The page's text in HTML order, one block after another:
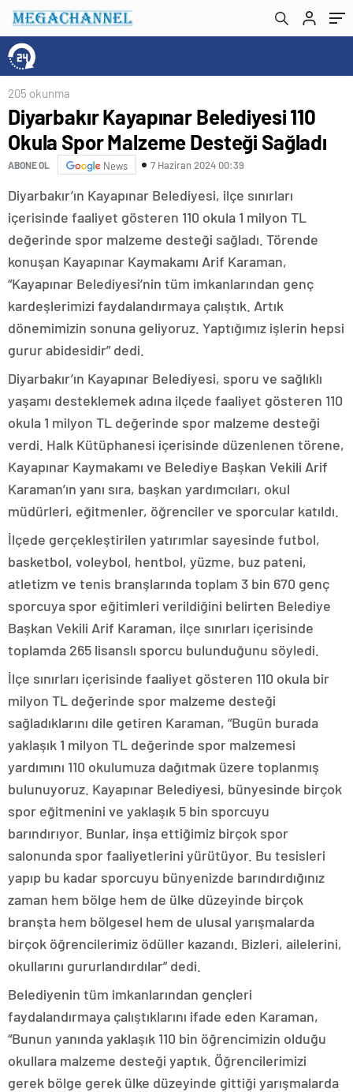
205 okunma
Diyarbakır Kayapınar Belediyesi 110
Okula Spor Malzeme Desteği Sağladı
ABONE OL News 7 Haziran 2024 00:39
Diyarbakır’ın Kayapınar Belediyesi, ilçe sınırları
içerisinde faaliyet gösteren 110 okula 1 milyon TL
değerinde spor malzeme desteği sağladı. Törende
konuşan Kayapınar Kaymakamı Arif Karaman,
“Kayapınar Belediyesi’nin tüm imkanlarından genç
kardeşlerimizi faydalandırmaya çalıştık. Artık
dönemimizin sonuna geliyoruz. Yaptığımız işlerin hepsi
gurur abidesidir” dedi.
Diyarbakır’ın Kayapınar Belediyesi, sporu ve sağlıklı
yaşamı desteklemek adına ilçede faaliyet gösteren 110
okula 1 milyon TL değerinde spor malzeme desteği
verdi. Halk Kütüphanesi içerisinde düzenlenen törene,
Kayapınar Kaymakamı ve Belediye Başkan Vekili Arif
Karaman’ın yanı sıra, başkan yardımcıları, okul
müdürleri, eğitmenler, öğrenciler ve sporcular katıldı.
İlçede gerçekleştirilen yatırımlar sayesinde futbol,
basketbol, voleybol, hentbol, yüzme, buz pateni,
atletizm ve tenis branşlarında toplam 3 bin 670 genç
sporcuya spor eğitimleri verildiğini belirten Belediye
Başkan Vekili Arif Karaman, ilçe sınırları içerisinde
toplamda 265 lisanslı sporcu bulunduğunu söyledi.
İlçe sınırları içerisinde faaliyet gösteren 110 okula bir
milyon TL değerinde spor malzeme desteği
sağladıklarını dile getiren Karaman, “Bugün burada
yaklaşık 1 milyon TL değerinde spor malzemesi
yardımını 110 okulumuza dağıtmak üzere toplanmış
bulunuyoruz. Kayapınar Belediyesi, bünyesinde birçok
spor eğitmenini ve yaklaşık 5 bin sporcuyu
barındırıyor. Bunlar, inşa ettiğimiz birçok spor
salonunda spor faaliyetlerini yürütüyor. Bu tesisleri
yapıp bu kadar sporcuyu bünyenizde barındırdığınız
zaman hem bölge hem de ülke düzeyinde birçok
branşta hem bölgesel hem de ulusal yarışmalarda
birçok öğrencilerimiz ödüller kazandı. Bizleri, ailelerini,
okullarını gururlandırdılar” dedi.
Belediyenin tüm imkanlarından gençleri
faydalandırmaya çalıştıklarını ifade eden Karaman,
“Bunun yanında yaklaşık 110 bin öğrencimizin olduğu
okullara malzeme desteği yaptık. Öğrencilerimizi
gerek bölge gerek ülke düzeyinde gittiği yarışmalarda